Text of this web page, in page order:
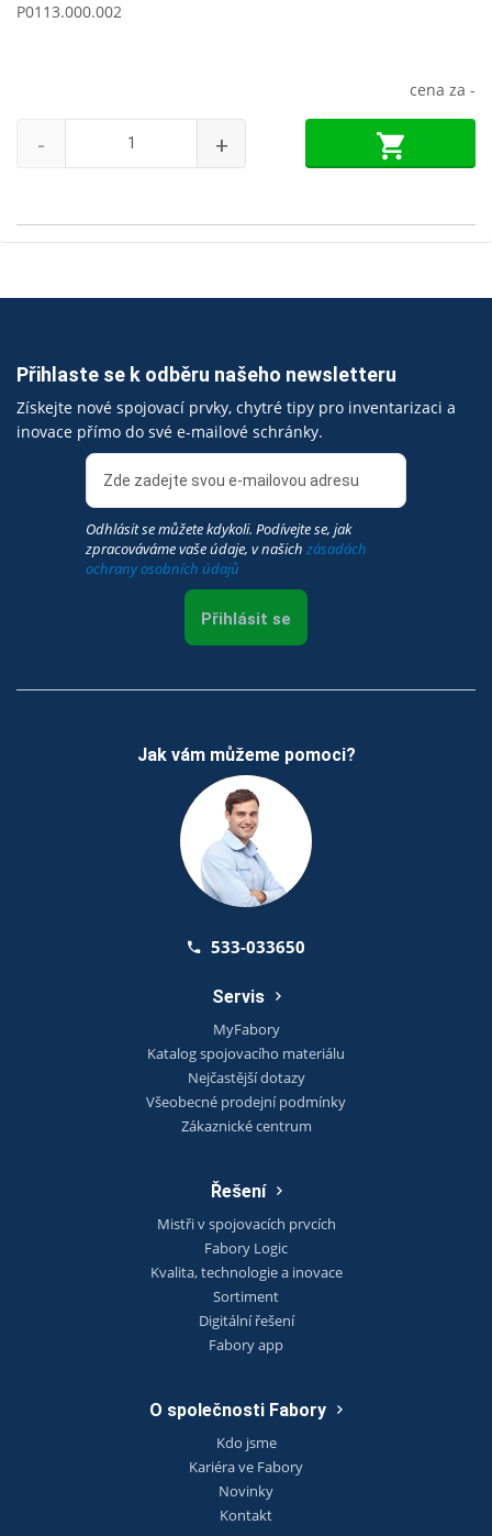
P0113.000.002
cena za -
- +
Přihlaste se k odběru našeho newsletteru
Získejte nové spojovací prvky, chytré tipy pro inventarizaci a
inovace přímo do své e-mailové schránky.
Odhlásit se můžete kdykoli. Podívejte se, jak
zpracováváme vaše údaje, v našich zásadách
ochrany osobních údajů
Přihlásit se
Jak vám můžeme pomoci?
533-033650
Servis
MyFabory
Katalog spojovacího materiálu
Nejčastější dotazy
Všeobecné prodejní podmínky
Zákaznické centrum
Řešení
Mistři v spojovacích prvcích
Fabory Logic
Kvalita, technologie a inovace
Sortiment
Digitální řešení
Fabory app
O společnosti Fabory
Kdo jsme
Kariéra ve Fabory
Novinky
Kontakt